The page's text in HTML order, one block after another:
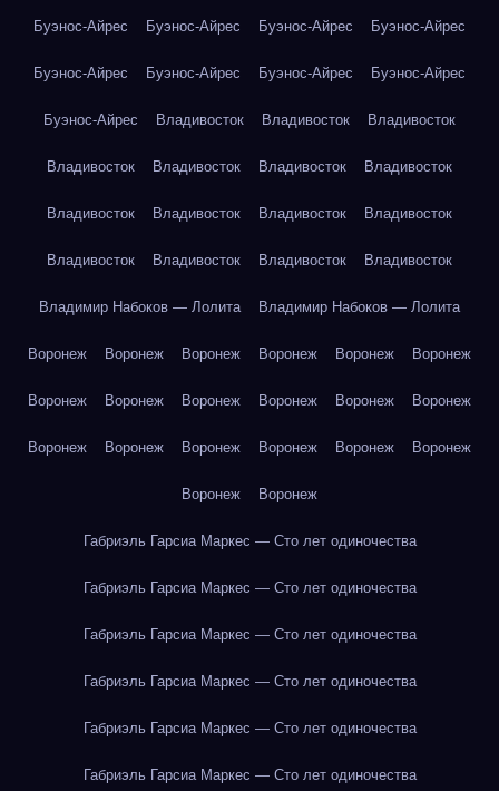
Буэнос-Айрес Буэнос-Айрес Буэнос-Айрес Буэнос-Айрес
Буэнос-Айрес Буэнос-Айрес Буэнос-Айрес Буэнос-Айрес
Буэнос-Айрес Владивосток Владивосток Владивосток
Владивосток Владивосток Владивосток Владивосток
Владивосток Владивосток Владивосток Владивосток
Владивосток Владивосток Владивосток Владивосток
Владимир Набоков — Лолита Владимир Набоков — Лолита
Воронеж Воронеж Воронеж Воронеж Воронеж Воронеж
Воронеж Воронеж Воронеж Воронеж Воронеж Воронеж
Воронеж Воронеж Воронеж Воронеж Воронеж Воронеж
Воронеж Воронеж
Габриэль Гарсиа Маркес — Сто лет одиночества
Габриэль Гарсиа Маркес — Сто лет одиночества
Габриэль Гарсиа Маркес — Сто лет одиночества
Габриэль Гарсиа Маркес — Сто лет одиночества
Габриэль Гарсиа Маркес — Сто лет одиночества
Габриэль Гарсиа Маркес — Сто лет одиночества